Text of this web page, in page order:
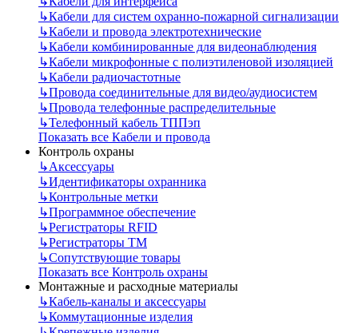
↳Кабели для систем охранно-пожарной сигнализации
↳Кабели и провода электротехнические
↳Кабели комбинированные для видеонаблюдения
↳Кабели микрофонные с полиэтиленовой изоляцией
↳Кабели радиочастотные
↳Провода соединительные для видео/аудиосистем
↳Провода телефонные распределительные
↳Телефонный кабель ТППэп
Показать все Кабели и провода
Контроль охраны
↳Аксессуары
↳Идентификаторы охранника
↳Контрольные метки
↳Программное обеспечение
↳Регистраторы RFID
↳Регистраторы ТМ
↳Сопутствующие товары
Показать все Контроль охраны
Монтажные и расходные материалы
↳Кабель-каналы и аксессуары
↳Коммутационные изделия